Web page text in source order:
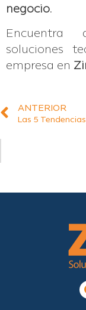
negocio.
Encuentra
soluciones
empresa en
ANTERIOR